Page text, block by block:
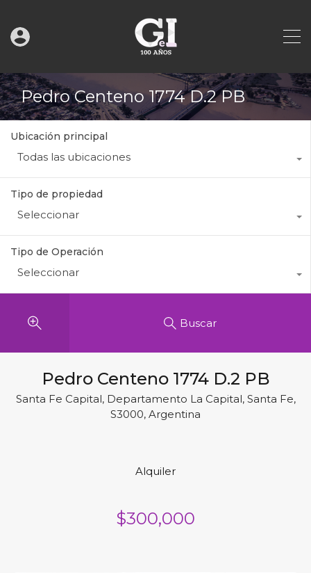
Pedro Centeno 1774 D.2 PB
Ubicación principal
Todas las ubicaciones
Tipo de propiedad
Seleccionar
Tipo de Operación
Seleccionar
Buscar
Pedro Centeno 1774 D.2 PB
Santa Fe Capital, Departamento La Capital, Santa Fe,
S3000, Argentina
Alquiler
$300,000